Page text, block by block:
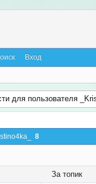
Вход
для пользователя
8
За топик